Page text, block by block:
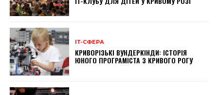
ІТ-СФЕРА
КРИВОРІЗЬКІ ВУНДЕРКІНДИ: ІСТОРІЯ
ЮНОГО ПРОГРАМІСТА З КРИВОГО РОГУ